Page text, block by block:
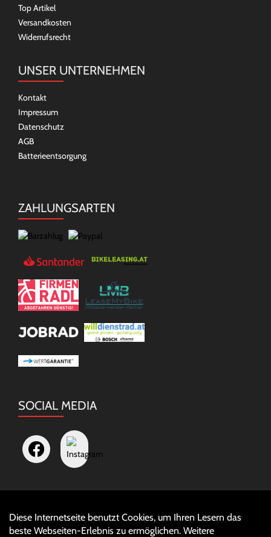
Top Artikel
Versandkosten
Widerrufsrecht
UNSER UNTERNEHMEN
Kontakt
Impressum
Datenschutz
AGB
Batterieentsorgung
ZAHLUNGSARTEN
SOCIAL MEDIA
Diese Internetseite benutzt Cookies, um Ihren Lesern das
beste Webseiten-Erlebnis zu ermöglichen. Weitere
Auftrag widerrufen